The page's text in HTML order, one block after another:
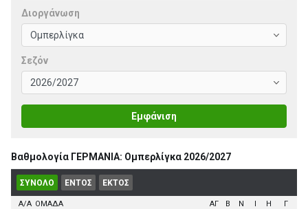
Διοργάνωση
Σεζόν
Εμφάνιση
Βαθμολογία ΓΕΡΜΑΝΙΑ: Ομπερλίγκα 2026/2027
ΣΥΝΟΛΟ ΕΝΤΟΣ ΕΚΤΟΣ
Α/Α ΟΜΑΔΑ ΑΓ B N I H
Γ